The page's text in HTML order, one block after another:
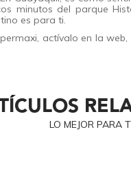
minutos del parque
es para ti.
actívalo en la
LO MEJOR PARA